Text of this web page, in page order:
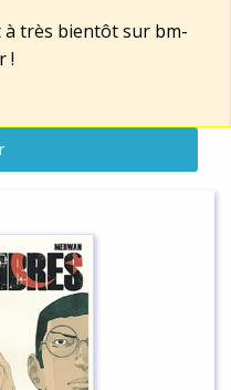
à très bientôt sur bm-
!